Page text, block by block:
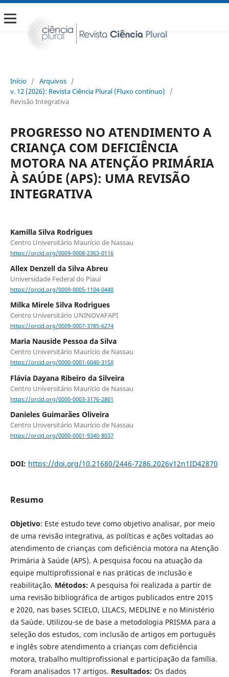
Início / Arquivos /
v. 12 (2026): Revista Ciência Plural (Fluxo contínuo)
/
Revisão Integrativa
PROGRESSO NO ATENDIMENTO A
CRIANÇA COM DEFICIÊNCIA
MOTORA NA ATENÇÃO PRIMÁRIA
À SAÚDE (APS): UMA REVISÃO
INTEGRATIVA
Kamilla Silva Rodrigues
Centro Universitário Maurício de Nassau
https://orcid.org/0009-0008-2363-0116
Allex Denzell da Silva Abreu
Universidade Federal do Piauí
https://orcid.org/0009-0005-1104-0440
Milka Mirele Silva Rodrigues
Centro Universitário UNINOVAFAPI
https://orcid.org/0009-0007-3785-6274
Maria Nauside Pessoa da Silva
Centro Universitário Maurício de Nassau
https://orcid.org/0000-0001-6040-315X
Flávia Dayana Ribeiro da Silveira
Centro Universitário Maurício de Nassau
https://orcid.org/0000-0003-3176-2801
Danieles Guimarães Oliveira
Centro Universitário Maurício de Nassau
https://orcid.org/0000-0001-9340-8037
DOI: https://doi.org/10.21680/2446-7286.2026v12n1ID42870
Resumo
Objetivo: Este estudo teve como objetivo analisar, por meio
de uma revisão integrativa, as políticas e ações voltadas ao
atendimento de crianças com deficiência motora na Atenção
Primária à Saúde (APS). A pesquisa focou na atuação da
equipe multiprofissional e nas práticas de inclusão e
reabilitação. Métodos: A pesquisa foi realizada a partir de
uma revisão bibliográfica de artigos publicados entre 2015
e 2020, nas bases SCIELO, LILACS, MEDLINE e no Ministério
da Saúde. Utilizou-se de base a metodologia PRISMA para a
seleção dos estudos, com inclusão de artigos em português
e inglês sobre atendimento a crianças com deficiência
motora, trabalho multiprofissional e participação da família.
Foram analisados 17 artigos. Resultados: Os dados